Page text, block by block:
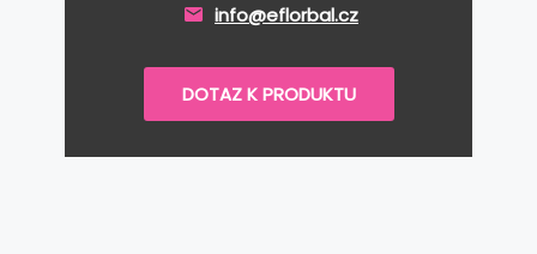
info@eflorbal.cz
DOTAZ K PRODUKTU